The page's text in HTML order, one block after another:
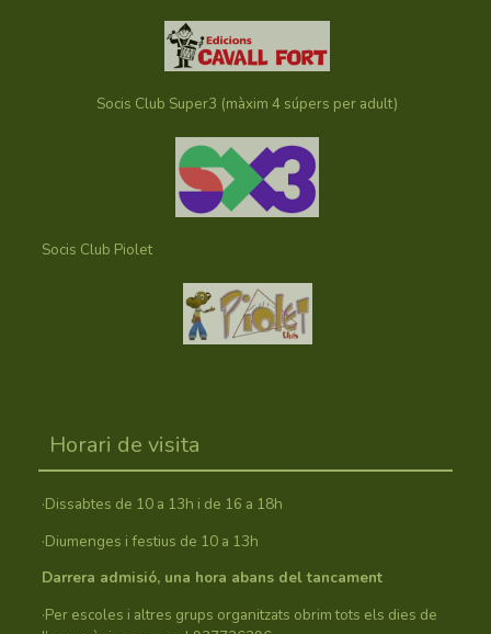
Socis Club Super3 (màxim 4 súpers per adult)
Socis Club Piolet
Horari de visita
·Dissabtes de 10 a 13h i de 16 a 18h
·Diumenges i festius de 10 a 13h
Darrera admisió, una hora abans del tancament
·Per escoles i altres grups organitzats obrim tots els dies de